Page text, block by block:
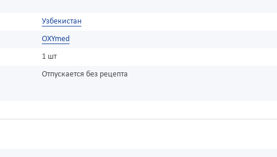
Узбекистан
OXYmed
1 шт
Отпускается без рецепта